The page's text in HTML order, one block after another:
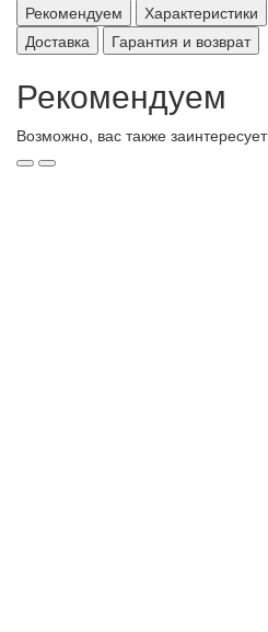
Рекомендуем
Характеристики
Доставка
Гарантия и возврат
Рекомендуем
Возможно, вас также заинтересует